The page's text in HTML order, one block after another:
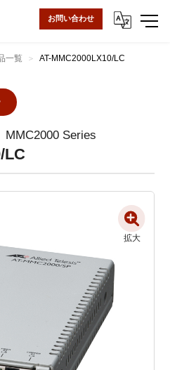
お問い合わせ
一覧 AT-MMC2000LX10/LC
MMC2000 Series
LC
拡大
拡大